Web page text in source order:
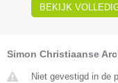
BEKIJK
Simon Christiaanse
Niet gevestigd in de